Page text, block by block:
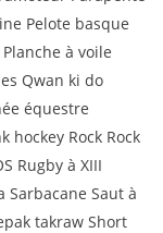
Pelote basque
à voile
Qwan ki do
équestre
hockey Rock Rock
Rugby à XIII
Sarbacane Saut à
takraw Short